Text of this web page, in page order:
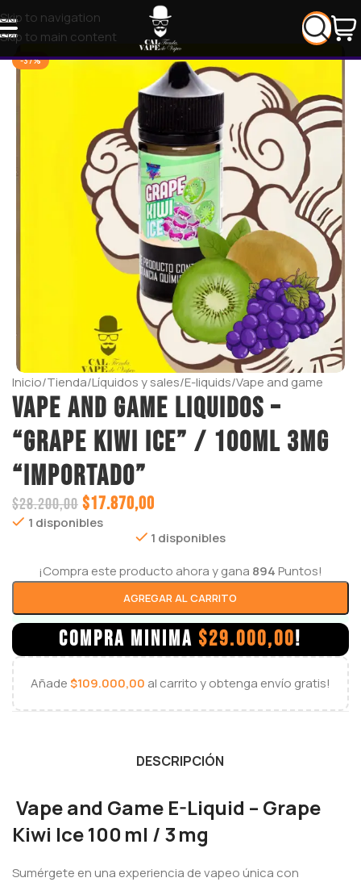
Skip to navigation
Skip to main content
-37%
Inicio/Tienda/Líquidos y sales/E-liquids/Vape and game
VAPE AND GAME LIQUIDOS –
“GRAPE KIWI ICE” / 100ML 3MG
“IMPORTADO”
$28.200,00 $17.870,00
1 disponibles
1 disponibles
¡Compra este producto ahora y gana 894Puntos!
AGREGAR AL CARRITO
COMPRA MINIMA $29.000,00!
Añade$109.000,00 al carrito y obtenga envío gratis!
DESCRIPCIÓN
Vape and Game E-Liquid – Grape
Kiwi Ice 100 ml / 3 mg
Sumérgete en una experiencia de vapeo única con